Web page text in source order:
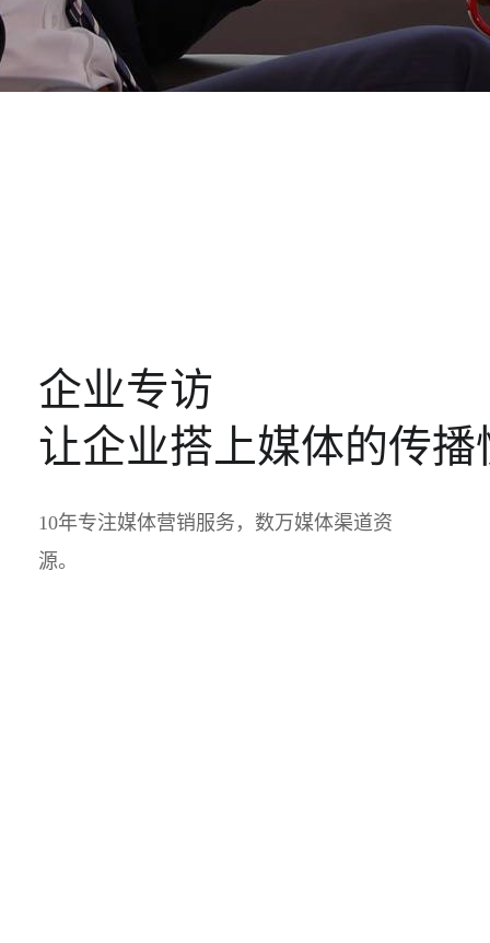
企业专访
让企业搭上媒体的传播
10年专注媒体营销服务，数万媒体渠道资
源。